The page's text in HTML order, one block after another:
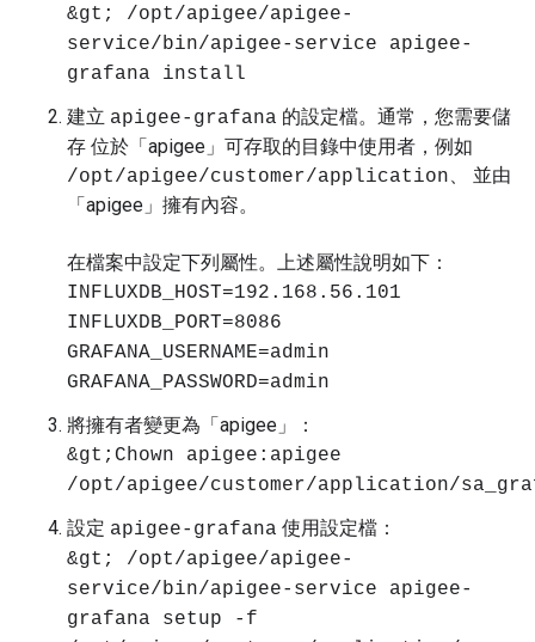
&gt; /opt/apigee/apigee-
service/bin/apigee-service apigee-
grafana install
建立 apigee-grafana 的設定檔。通常，您需要儲
存 位於「apigee」可存取的目錄中使用者，例如
/opt/apigee/customer/application、 並由
「apigee」擁有內容。
在檔案中設定下列屬性。上述屬性說明如下：
INFLUXDB_HOST=192.168.56.101
INFLUXDB_PORT=8086
GRAFANA_USERNAME=admin
GRAFANA_PASSWORD=admin
將擁有者變更為「apigee」：
&gt;Chown apigee:apigee
/opt/apigee/customer/application/
設定 apigee-grafana 使用設定檔：
&gt; /opt/apigee/apigee-
service/bin/apigee-service apigee-
grafana setup -f